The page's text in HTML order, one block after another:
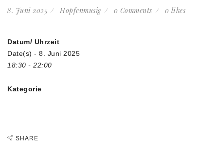
8. Juni 2025 Hopfenmusig 0 Comments 0 likes
Datum/ Uhrzeit
Date(s) - 8. Juni 2025
18:30 - 22:00
Kategorie
SHARE